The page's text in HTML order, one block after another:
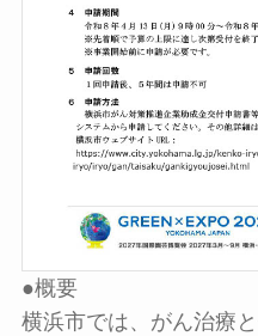
●概要
横浜市では、がん治療